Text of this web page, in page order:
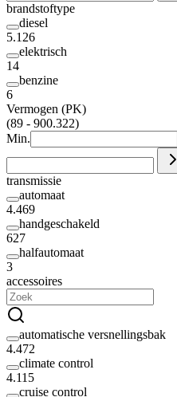
brandstoftype
diesel
5.126
elektrisch
14
benzine
6
Vermogen (PK)
(89 - 900.322)
Min.
transmissie
automaat
4.469
handgeschakeld
627
halfautomaat
3
accessoires
automatische versnellingsbak
4.472
climate control
4.115
cruise control